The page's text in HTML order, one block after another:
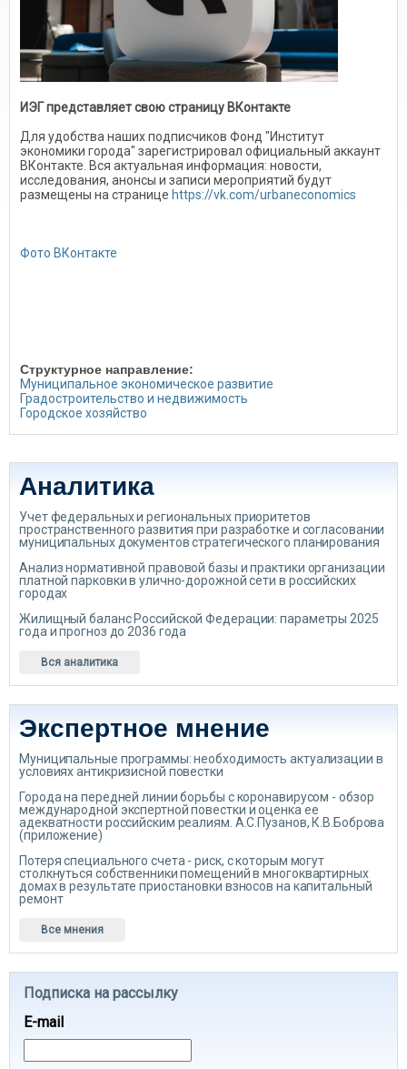
ИЭГ представляет свою страницу ВКонтакте
Для удобства наших подписчиков Фонд "Институт
экономики города" зарегистрировал официальный аккаунт
ВКонтакте. Вся актуальная информация: новости,
исследования, анонсы и записи мероприятий будут
размещены на странице https://vk.com/urbaneconomics
Фото ВКонтакте
Структурное направление:
Муниципальное экономическое развитие
Градостроительство и недвижимость
Городское хозяйство
Аналитика
Учет федеральных и региональных приоритетов
пространственного развития при разработке и согласовании
муниципальных документов стратегического планирования
Анализ нормативной правовой базы и практики организации
платной парковки в улично-дорожной сети в российских
городах
Жилищный баланс Российской Федерации: параметры 2025
года и прогноз до 2036 года
Вся аналитика
Экспертное мнение
Муниципальные программы: необходимость актуализации в
условиях антикризисной повестки
Города на передней линии борьбы с коронавирусом - обзор
международной экспертной повестки и оценка ее
адекватности российским реалиям. А.С.Пузанов, К.В.Боброва
(приложение)
Потеря специального счета - риск, с которым могут
столкнуться собственники помещений в многоквартирных
домах в результате приостановки взносов на капитальный
ремонт
Все мнения
Подписка на рассылку
E-mail